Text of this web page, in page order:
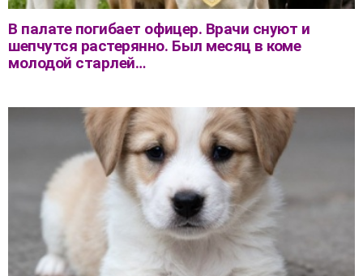
В палате погибает офицер. Врачи снуют и
шепчутся растерянно. Был месяц в коме
молодой старлей…